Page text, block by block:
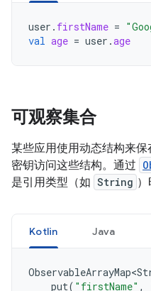
user . firstName =
val age = user .age
可观察集合
某些应用使用动态结构来
密钥访问这些结构。通过
是引用类型（如 String
Kotlin Java
put( "firstName" ,